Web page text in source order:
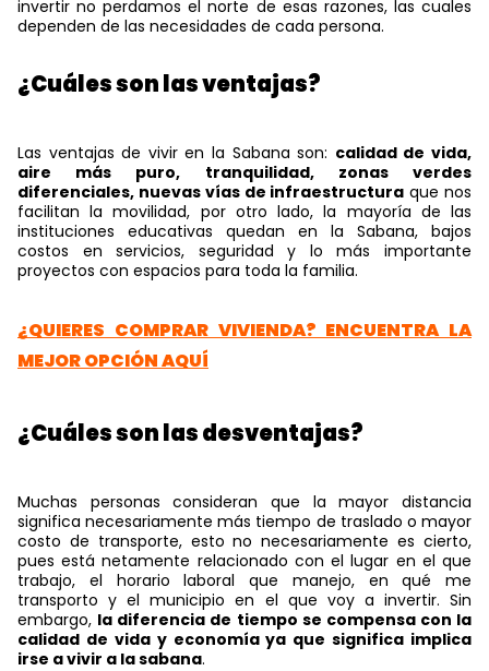
invertir no perdamos el norte de esas razones, las cuales
dependen de las necesidades de cada persona.
¿Cuáles son las ventajas?
Las ventajas de vivir en la Sabana son: calidad de vida,
aire más puro, tranquilidad, zonas verdes
diferenciales, nuevas vías de infraestructura que nos
facilitan la movilidad, por otro lado, la mayoría de las
instituciones educativas quedan en la Sabana, bajos
costos en servicios, seguridad y lo más importante
proyectos con espacios para toda la familia.
¿QUIERES COMPRAR VIVIENDA? ENCUENTRA LA
MEJOR OPCIÓN AQUÍ
¿Cuáles son las desventajas?
Muchas personas consideran que la mayor distancia
significa necesariamente más tiempo de traslado o mayor
costo de transporte, esto no necesariamente es cierto,
pues está netamente relacionado con el lugar en el que
trabajo, el horario laboral que manejo, en qué me
transporto y el municipio en el que voy a invertir. Sin
embargo, la diferencia de tiempo se compensa con la
calidad de vida y economía ya que significa implica
irse a vivir a la sabana.